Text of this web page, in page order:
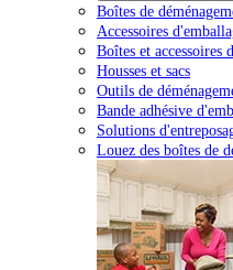
Boîtes de
Accessoires
Boîtes et accessoires
Housses et sacs
Outils de
Bande adhésive
Solutions
Louez des boîtes de